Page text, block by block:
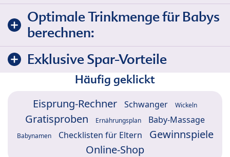
Optimale Trinkmenge für Babys
berechnen:
Exklusive Spar-Vorteile
Häufig geklickt
Eisprung-Rechner Schwanger Wickeln
Gratisproben Ernährungsplan Baby-Massage
Babynamen Checklisten für Eltern
Gewinnspiele
Online-Shop